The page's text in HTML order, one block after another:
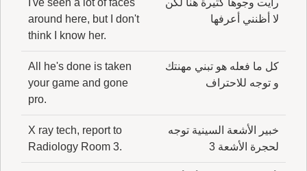
رأيت وجوهاً كثيرة هنا لكن
لا أظنني أعرفها
I've seen a lot of faces
around here, but I don't
think I know her.
كل ما فعله هو تبني مهنتك
و توجه للاحتراف
All he's done is taken
your game and gone
pro.
خبير الأشعة السينية توجه
لحجرة الأشعة 3
X ray tech, report to
Radiology Room 3.